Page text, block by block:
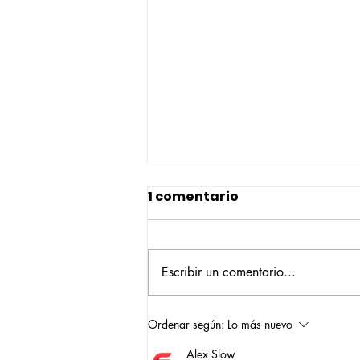
Construyendo su propio
camino: la historia de
1 comentario
Escribir un comentario...
Ordenar según: Lo más nuevo
Alex Slow